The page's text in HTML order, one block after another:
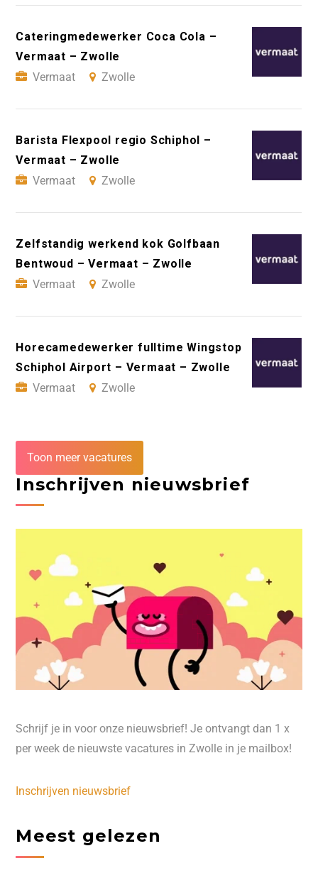
Cateringmedewerker Coca Cola –
Vermaat – Zwolle
Vermaat
Zwolle
Barista Flexpool regio Schiphol –
Vermaat – Zwolle
Vermaat
Zwolle
Zelfstandig werkend kok Golfbaan
Bentwoud – Vermaat – Zwolle
Vermaat
Zwolle
Horecamedewerker fulltime Wingstop
Schiphol Airport – Vermaat – Zwolle
Vermaat
Zwolle
Toon meer vacatures
Inschrijven nieuwsbrief
Schrijf je in voor onze nieuwsbrief! Je ontvangt dan 1 x
per week de nieuwste vacatures in Zwolle in je mailbox!
Inschrijven nieuwsbrief
Meest gelezen